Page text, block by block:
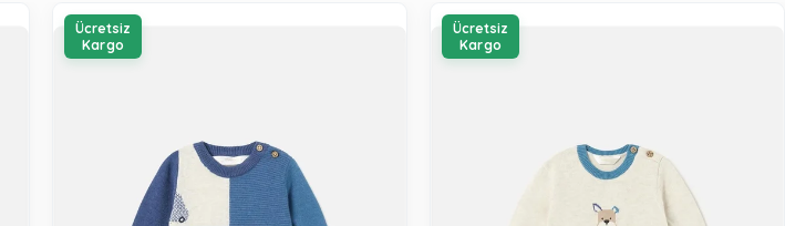
Ücretsiz
Kargo
Ücretsiz
Kargo